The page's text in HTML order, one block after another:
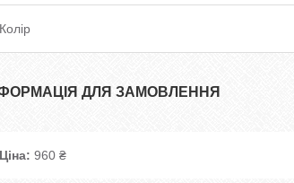
Колір
ДЛЯ ЗАМОВЛЕННЯ
Ціна: 960 ₴